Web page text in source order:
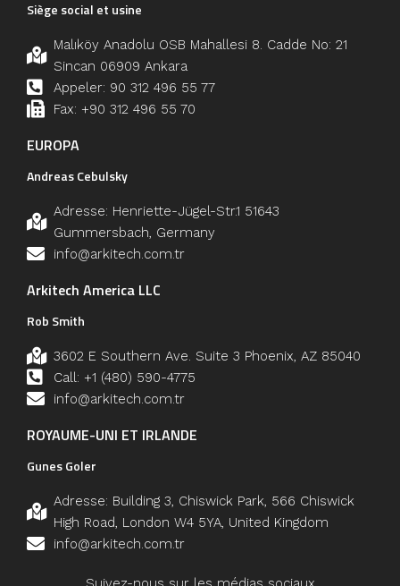
Siège social et usine
Malıköy Anadolu OSB Mahallesi 8. Cadde No: 21
Sincan 06909 Ankara
Appeler: 90 312 496 55 77
Fax: +90 312 496 55 70
EUROPA
Andreas Cebulsky
Adresse: Henriette-Jügel-Str.1 51643
Gummersbach, Germany
info@arkitech.com.tr
Arkitech America LLC
Rob Smith
3602 E Southern Ave. Suite 3 Phoenix, AZ 85040
Call: +1 (480) 590-4775
info@arkitech.com.tr
ROYAUME-UNI ET IRLANDE
Gunes Goler
Adresse: Building 3, Chiswick Park, 566 Chiswick
High Road, London W4 5YA, United Kingdom
info@arkitech.com.tr